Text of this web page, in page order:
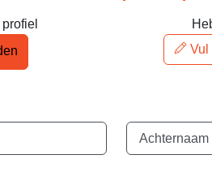
Vul
Achternaam